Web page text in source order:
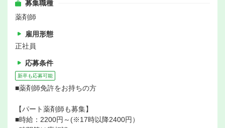
募集職種
薬剤師
雇用形態
正社員
応募条件
新卒も応募可能
■薬剤師免許をお持ちの方
【パート薬剤師も募集】
■時給：2200円～(※17時以降2400円）